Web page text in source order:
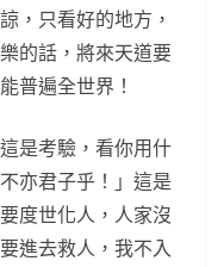
，只看好的地方，
的話，將來天道要
普遍全世界！
是考驗，看你用什
亦君子乎！」這是
度世化人，人家沒
進去救人，我不入